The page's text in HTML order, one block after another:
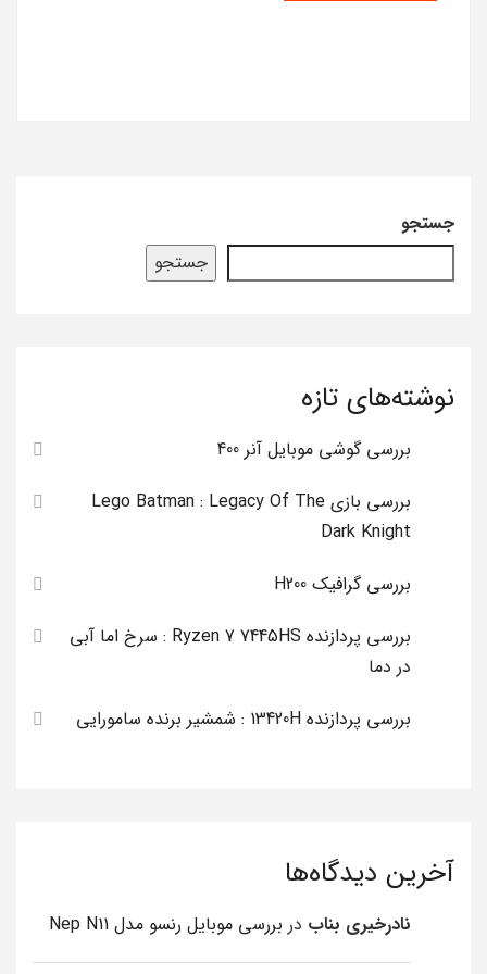
جستجو
جستجو
نوشته‌های تازه
بررسی گوشی موبایل آنر 400
بررسی بازی Lego Batman : Legacy Of The
Dark Knight
بررسی گرافیک H200
بررسی پردازنده Ryzen 7 7445HS : سرخ اما آبی
در دما
بررسی پردازنده 13420H : شمشیر برنده سامورایی
آخرین دیدگاه‌ها
نادرخیری بناب در بررسی موبایل رنسو مدل Nep N11